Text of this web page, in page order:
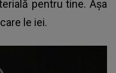
pentru tine. Așa
le iei.